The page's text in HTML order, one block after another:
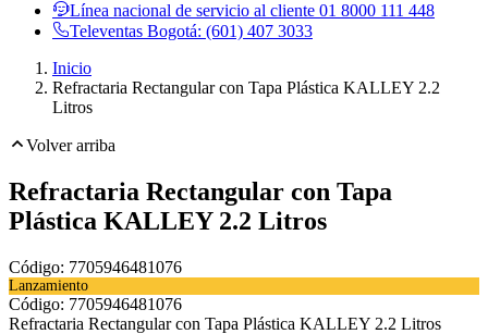
Línea nacional de servicio al cliente 01 8000 111 448
Televentas Bogotá: (601) 407 3033
Inicio
Refractaria Rectangular con Tapa Plástica KALLEY 2.2
Litros
Volver arriba
Refractaria Rectangular con Tapa
Plástica KALLEY 2.2 Litros
Código: 7705946481076
Lanzamiento Toca dos veces para ampliar
Código: 7705946481076
Refractaria Rectangular con Tapa Plástica KALLEY 2.2 Litros